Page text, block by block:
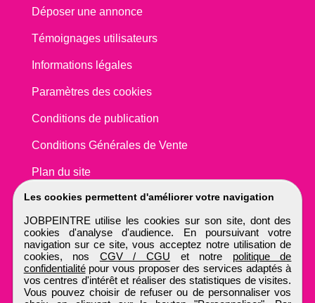
Les cookies permettent d'améliorer votre navigation
JOBPEINTRE utilise les cookies sur son site, dont des
cookies d'analyse d'audience. En poursuivant votre
navigation sur ce site, vous acceptez notre utilisation de
cookies, nos CGV / CGU et notre politique de
confidentialitépour vous proposer des services adaptés à
vos centres d'intérêt et réaliser des statistiques de visites.
Vous pouvez choisir de refuser ou de personnaliser vos
Déposer une annonce
Témoignages utilisateurs
Informations légales
Paramètres des cookies
Conditions de publication
Conditions Générales de Vente
Plan du site